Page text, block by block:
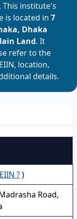
. This institute's
is located in 7
Dhaka
Land. It
refer to the
location,
details.
?)
Road,